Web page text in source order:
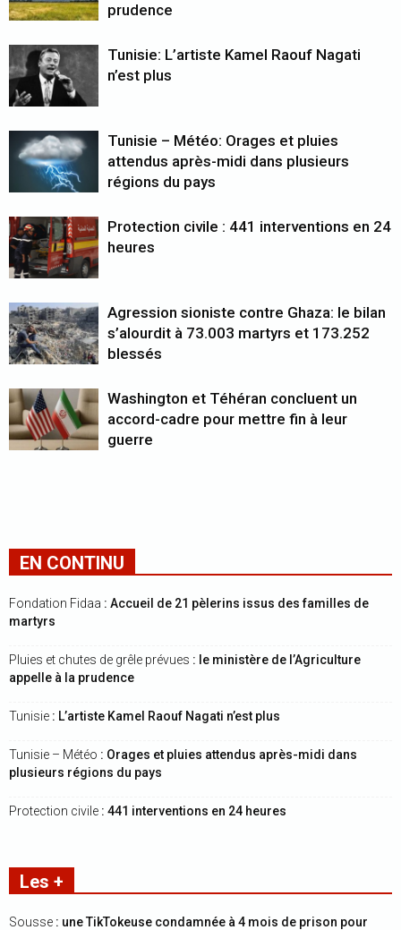
prudence
Tunisie: L’artiste Kamel Raouf Nagati
n’est plus
Tunisie – Météo: Orages et pluies
attendus après-midi dans plusieurs
régions du pays
Protection civile : 441 interventions en 24
heures
Agression sioniste contre Ghaza: le bilan
s’alourdit à 73.003 martyrs et 173.252
blessés
Washington et Téhéran concluent un
accord-cadre pour mettre fin à leur
guerre
EN CONTINU
Fondation Fidaa : Accueil de 21 pèlerins issus des familles de
martyrs
Pluies et chutes de grêle prévues : le ministère de l’Agriculture
appelle à la prudence
Tunisie : L’artiste Kamel Raouf Nagati n’est plus
Tunisie – Météo : Orages et pluies attendus après-midi dans
plusieurs régions du pays
Protection civile : 441 interventions en 24 heures
Les +
Sousse : une TikTokeuse condamnée à 4 mois de prison pour